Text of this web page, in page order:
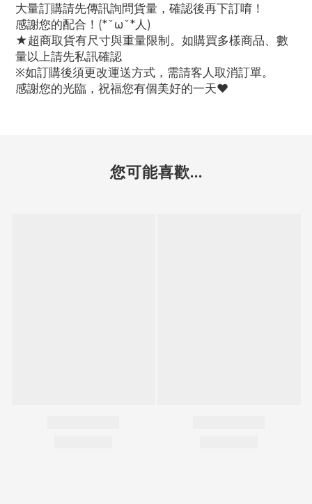
大量訂購請先傳訊詢問貨量，確認後再下訂唷！
感謝您的配合！(*ˇωˇ*人)
★超商取貨有尺寸與重量限制。如購買多樣商品、數
量以上請先私訊確認
※如訂購後須更改運送方式，需請客人取消訂單。
感謝您的光臨，祝福您有個美好的一天♥
您可能喜歡...